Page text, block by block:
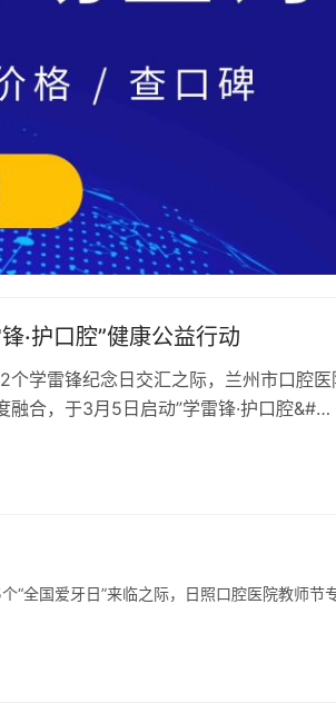
·护口腔”健康公益行动
学雷锋纪念日交汇之际，兰州市口腔医
融合，于3月5日启动”学雷锋·护口腔&#…
“全国爱牙日”来临之际，日照口腔医院教师节